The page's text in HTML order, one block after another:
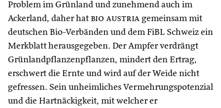
Problem im Grünland und zunehmend auch im
Ackerland, daher hat bio austria gemeinsam mit
deutschen Bio-Verbänden und dem FiBL Schweiz ein
Merkblatt herausgegeben. Der Ampfer verdrängt
Grünlandpflanzenpflanzen, mindert den Ertrag,
erschwert die Ernte und wird auf der Weide nicht
gefressen. Sein unheimliches Vermehrungspotenzial
und die Hartnäckigkeit, mit welcher er